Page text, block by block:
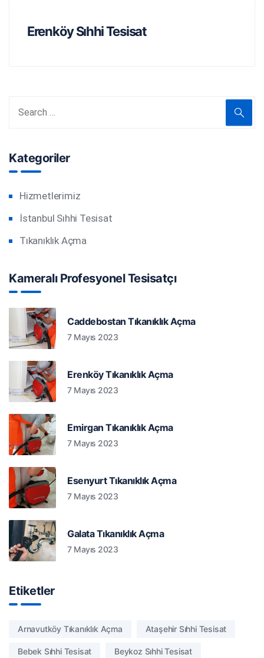
Erenköy Sıhhi Tesisat
Kategoriler
Hizmetlerimiz
İstanbul Sıhhi Tesisat
Tıkanıklık Açma
Kameralı Profesyonel Tesisatçı
Caddebostan Tıkanıklık Açma
7 Mayıs 2023
Erenköy Tıkanıklık Açma
7 Mayıs 2023
Emirgan Tıkanıklık Açma
7 Mayıs 2023
Esenyurt Tıkanıklık Açma
7 Mayıs 2023
Galata Tıkanıklık Açma
7 Mayıs 2023
Etiketler
Arnavutköy Tıkanıklık Açma Ataşehir Sıhhi Tesisat
Bebek Sıhhi Tesisat Beykoz Sıhhi Tesisat